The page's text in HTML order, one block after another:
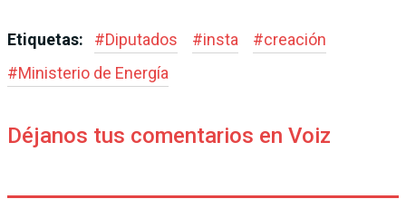
Etiquetas: #Diputados #insta #creación
#Ministerio de Energía
Déjanos tus comentarios en Voiz